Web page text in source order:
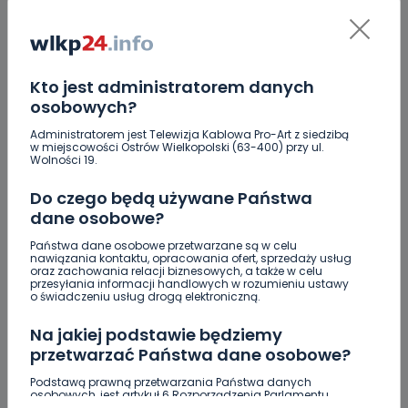
Kto jest administratorem danych
osobowych?
Administratorem jest Telewizja Kablowa Pro-Art z siedzibą
w miejscowości Ostrów Wielkopolski (63-400) przy ul.
Wolności 19.
Do czego będą używane Państwa
dane osobowe?
Państwa dane osobowe przetwarzane są w celu
nawiązania kontaktu, opracowania ofert, sprzedaży usług
oraz zachowania relacji biznesowych, a także w celu
przesyłania informacji handlowych w rozumieniu ustawy
o świadczeniu usług drogą elektroniczną.
Na jakiej podstawie będziemy
przetwarzać Państwa dane osobowe?
Podstawą prawną przetwarzania Państwa danych
osobowych, jest artykuł 6 Rozporządzenia Parlamentu
DODAJ SWÓJ KOMENTARZ
Wiadomość
Podpis